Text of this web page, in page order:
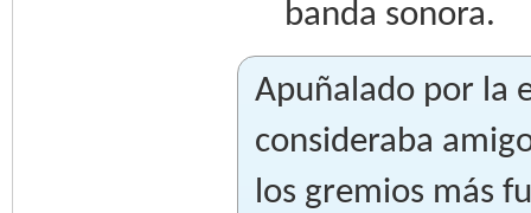
banda sonora.
Apuñalado por la
consideraba
los gremios más